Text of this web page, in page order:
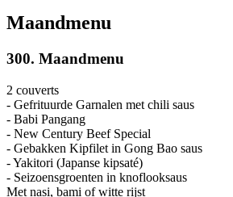
Maandmenu
300. Maandmenu
2 couverts
- Gefrituurde Garnalen met chili saus
- Babi Pangang
- New Century Beef Special
- Gebakken Kipfilet in Gong Bao saus
- Yakitori (Japanse kipsaté)
- Seizoensgroenten in knoflooksaus
Met nasi, bami of witte rijst